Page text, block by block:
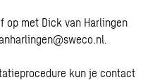
op met Dick van Harlingen
kun je contact